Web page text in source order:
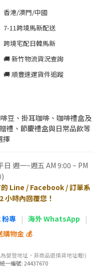
香港/澳門/中國
7-11跨境馬新配送
跨境宅配日韓馬新
🚚 新竹物流貨況查詢
🚚 順豐速運貨件追蹤
豆、掛耳咖啡、咖啡禮盒及
禮、節慶禮盒與日常品飲等
擇
日 週一~週五 AM 9:00 ~ PM
Line / Facebook / 訂單系
小時內回覆您！
專 | 海外 WhatsApp
|
購物金 💰
營登地址，非商品退換貨地址喔!)
一編號: 24437670